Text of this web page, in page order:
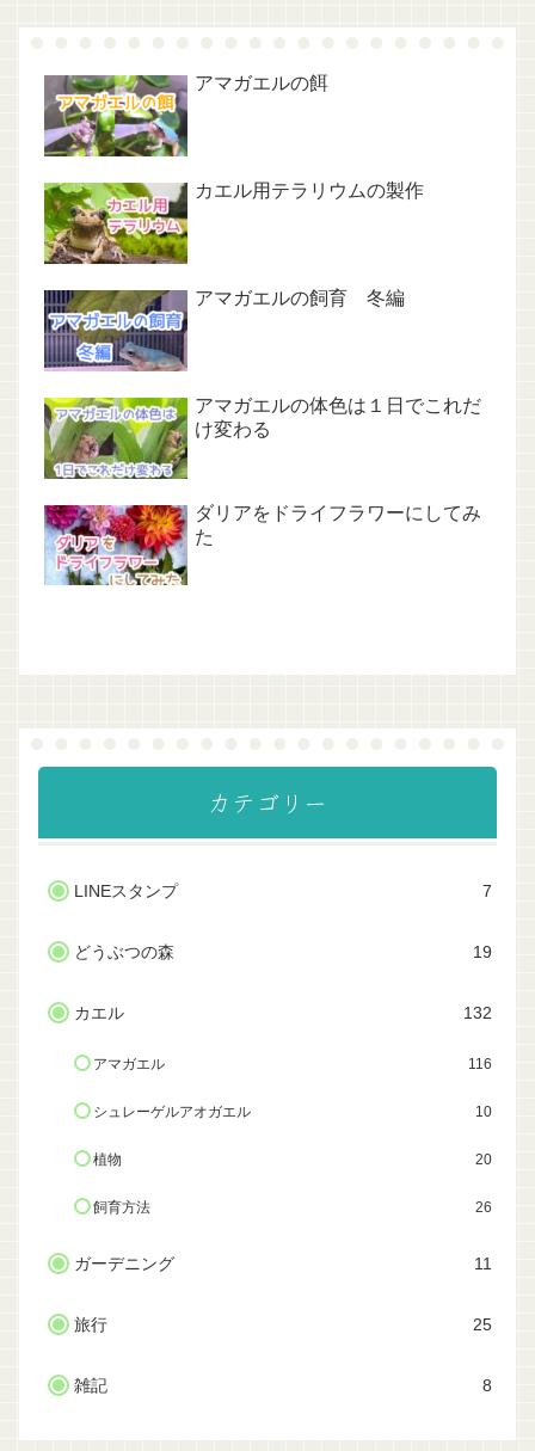
アマガエルの餌
カエル用テラリウムの製作
アマガエルの飼育 冬編
アマガエルの体色は１日でこれだ
け変わる
ダリアをドライフラワーにしてみ
た
カテゴリー
LINEスタンプ 7
どうぶつの森 19
カエル 132
アマガエル 116
シュレーゲルアオガエル 10
植物 20
飼育方法 26
ガーデニング 11
旅行 25
雑記 8